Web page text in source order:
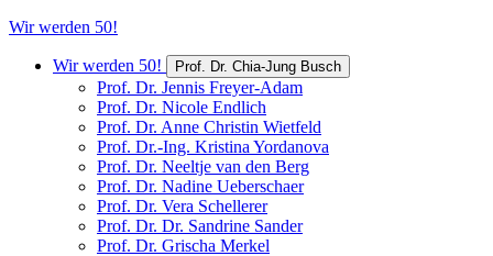
Wir werden 50!
Wir werden 50! Prof. Dr. Chia-Jung Busch
Prof. Dr. Jennis Freyer-Adam
Prof. Dr. Nicole Endlich
Prof. Dr. Anne Christin Wietfeld
Prof. Dr.-Ing. Kristina Yordanova
Prof. Dr. Neeltje van den Berg
Prof. Dr. Nadine Ueberschaer
Prof. Dr. Vera Schellerer
Prof. Dr. Dr. Sandrine Sander
Prof. Dr. Grischa Merkel